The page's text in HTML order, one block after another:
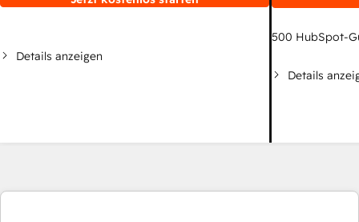
Details anzeigen
500 HubSpot-
Details